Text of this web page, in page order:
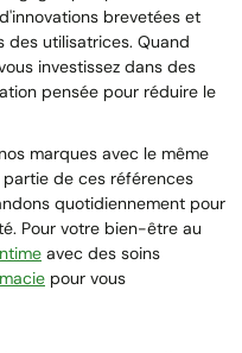
brevetées et
des utilisatrices. Quand
investissez dans des
pensée pour réduire le
marques avec le même
de ces références
quotidiennement pour
Pour votre bien-être au
avec des soins
pour vous